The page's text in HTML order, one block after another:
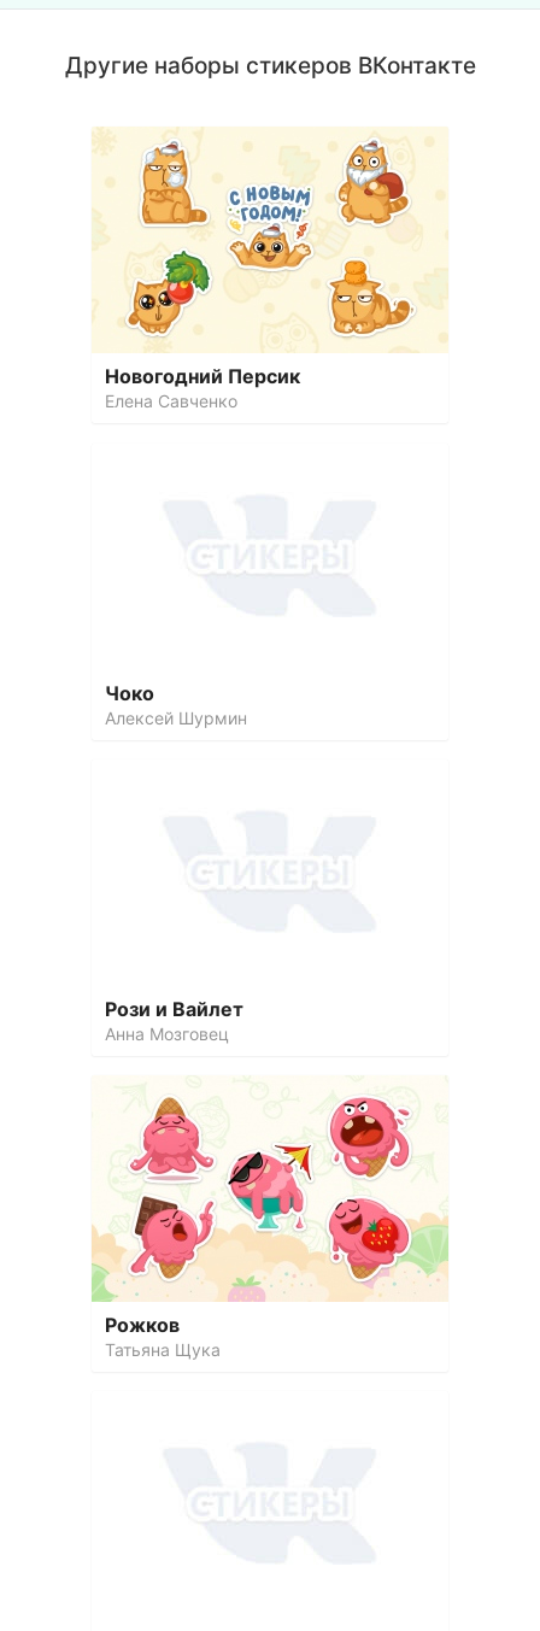
Другие наборы стикеров ВКонтакте
Новогодний Персик
Елена Савченко
Чоко
Алексей Шурмин
Рози и Вайлет
Анна Мозговец
Рожков
Татьяна Щука